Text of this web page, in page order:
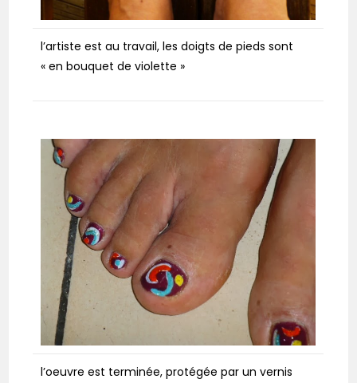
l’artiste est au travail, les doigts de pieds sont
« en bouquet de violette »
l’oeuvre est terminée, protégée par un vernis